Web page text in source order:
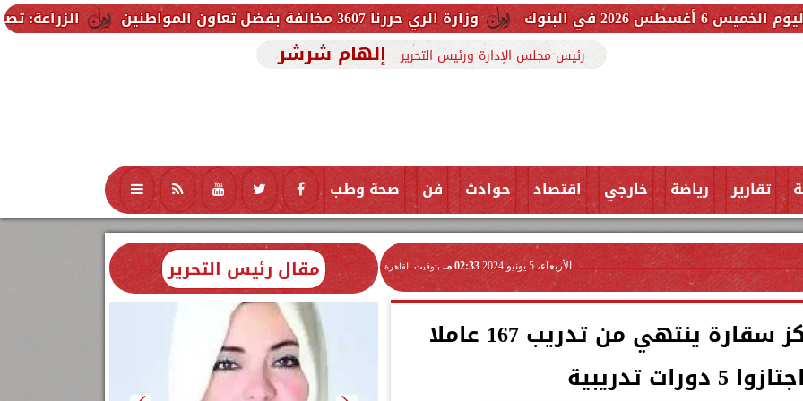
الزراعة: تصدر 712 ترخيص تشغيل جديد لمشروعات الثروة الحيوانية والداجنة.. وتسجيل 832 مخلوط أعلاف وزارة الري حررنا 3607 مخالفة بفضل تعاون المواطنين
رئيس مجلس الإدارة ورئيس التحرير إلهام شرشر
تقارير رياضة خارجي اقتصاد حوادث فن صحة وطب تكنولوجيا منوعات محافظات
الأربعاء، 5 يونيو 2024 02:33 مـ بتوقيت القاهرة
وزير التنمية المحلية: مركز سقارة ينتهي من تدريب 167 عاملا
تدريبية
مقال رئيس التحرير